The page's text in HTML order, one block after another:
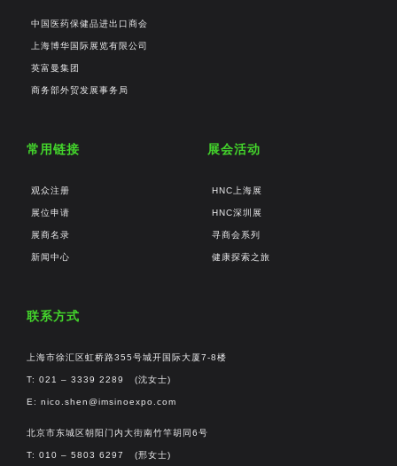
中国医药保健品进出口商会
上海博华国际展览有限公司
英富曼集团
商务部外贸发展事务局
常用链接
观众注册
展位申请
展商名录
新闻中心
展会活动
HNC上海展
HNC深圳展
寻商会系列
健康探索之旅
联系方式
上海市徐汇区虹桥路355号城开国际大厦7-8楼
T: 021 – 3339 2289 (沈女士)
E: nico.shen@imsinoexpo.com
北京市东城区朝阳门内大街南竹竿胡同6号
T: 010 – 5803 6297 (邢女士)